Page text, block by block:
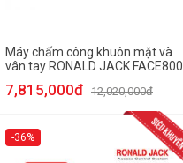
Máy chấm công khuôn mặt và
vân tay RONALD JACK FACE800
7,815,000đ 12,020,000đ
-36%